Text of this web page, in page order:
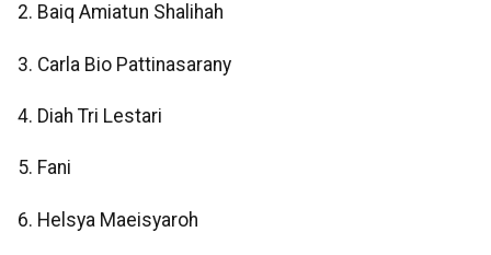
2. Baiq Amiatun Shalihah
3. Carla Bio Pattinasarany
4. Diah Tri Lestari
5. Fani
6. Helsya Maeisyaroh